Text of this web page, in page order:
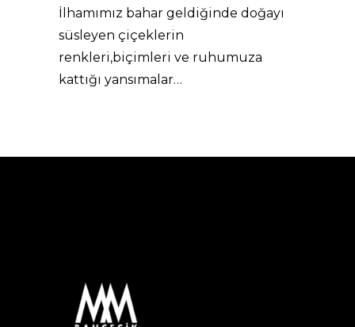
İlhamımız bahar geldiğinde doğayı
süsleyen çiçeklerin
renkleri,biçimleri ve ruhumuza
kattığı yansımalar…